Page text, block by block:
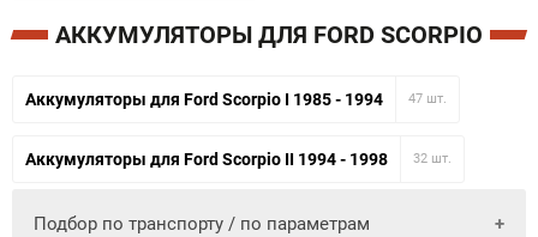
АККУМУЛЯТОРЫ ДЛЯ FORD SCORPIO
Аккумуляторы для Ford Scorpio I 1985 - 1994 47 шт.
Аккумуляторы для Ford Scorpio II 1994 - 1998 32 шт.
Подбор по транспорту / по параметрам